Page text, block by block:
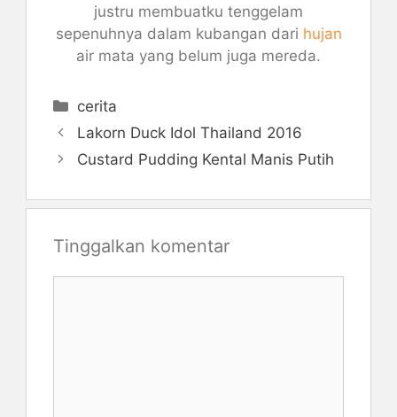
justru membuatku tenggelam
sepenuhnya dalam kubangan dari hujan
air mata yang belum juga mereda.
Kategori
cerita
Lakorn Duck Idol Thailand 2016
Custard Pudding Kental Manis Putih
Tinggalkan komentar